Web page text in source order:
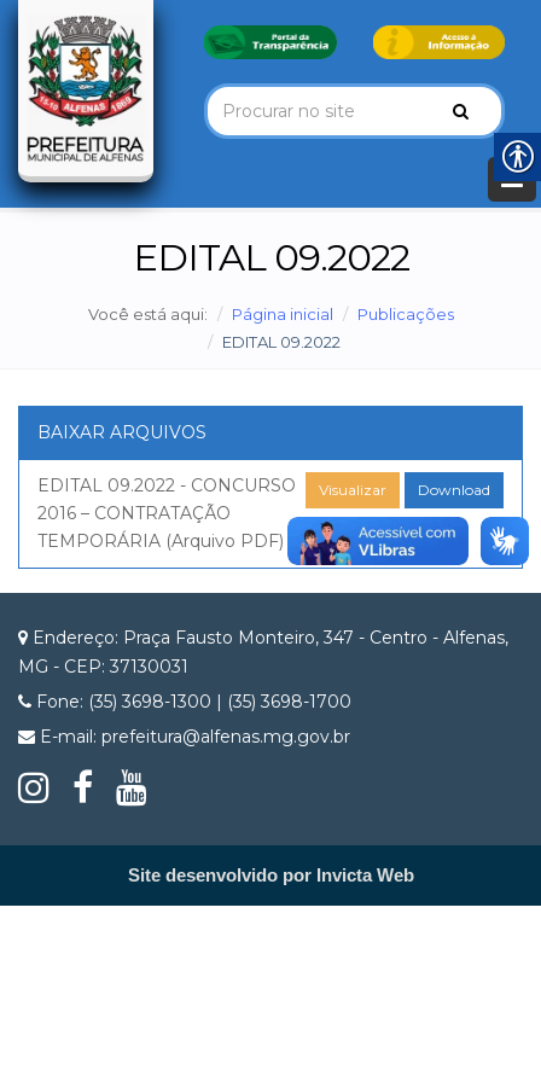
EDITAL 09.2022
Você está aqui: Página inicial
Publicações
EDITAL 09.2022
BAIXAR ARQUIVOS
Visualizar Download
EDITAL 09.2022 - CONCURSO
2016 – CONTRATAÇÃO
TEMPORÁRIA (Arquivo PDF)
Endereço: Praça Fausto Monteiro, 347 - Centro - Alfenas,
MG - CEP: 37130031
Fone: (35) 3698-1300 | (35) 3698-1700
E-mail: prefeitura@alfenas.mg.gov.br
Site desenvolvido por Invicta Web